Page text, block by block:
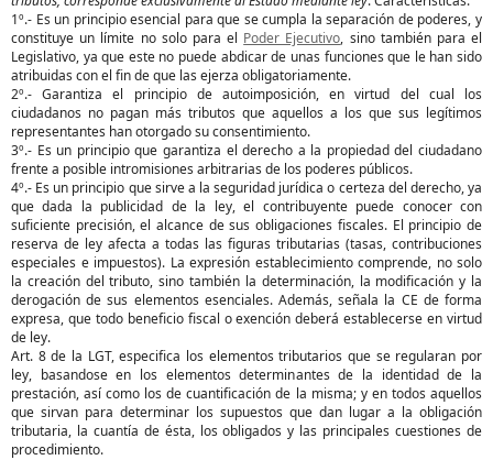
1º.- Es un principio esencial para que se cumpla la separación de poderes, y
constituye un límite no solo para el Poder Ejecutivo, sino también para el
Legislativo, ya que este no puede abdicar de unas funciones que le han sido
atribuidas con el fin de que las ejerza obligatoriamente.
2º.- Garantiza el principio de autoimposición, en virtud del cual los
ciudadanos no pagan más tributos que aquellos a los que sus legítimos
representantes han otorgado su consentimiento.
3º.- Es un principio que garantiza el derecho a la propiedad del ciudadano
frente a posible intromisiones arbitrarias de los poderes públicos.
4º.- Es un principio que sirve a la seguridad jurídica o certeza del derecho, ya
que dada la publicidad de la ley, el contribuyente puede conocer con
suficiente precisión, el alcance de sus obligaciones fiscales. El principio de
reserva de ley afecta a todas las figuras tributarias (tasas, contribuciones
especiales e impuestos). La expresión establecimiento comprende, no solo
la creación del tributo, sino también la determinación, la modificación y la
derogación de sus elementos esenciales. Además, señala la CE de forma
expresa, que todo beneficio fiscal o exención deberá establecerse en virtud
de ley.
Art. 8 de la LGT, especifica los elementos tributarios que se regularan por
ley, basandose en los elementos determinantes de la identidad de la
prestación, así como los de cuantificación de la misma; y en todos aquellos
que sirvan para determinar los supuestos que dan lugar a la obligación
tributaria, la cuantía de ésta, los obligados y las principales cuestiones de
procedimiento.